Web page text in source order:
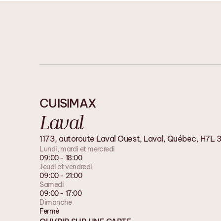
CUISIMAX
Laval
1173, autoroute Laval Ouest, Laval, Québec, H7L
Lundi, mardi et mercredi
09:00 - 18:00
Jeudi et vendredi
09:00 - 21:00
Samedi
09:00 - 17:00
Dimanche
Fermé